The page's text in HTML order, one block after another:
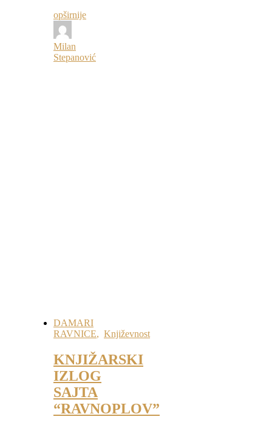
opširnije
Milan
Stepanović
DAMARI
RAVNICE, Književnost
KNJIŽARSKI
IZLOG
SAJTA
“RAVNOPLOV”